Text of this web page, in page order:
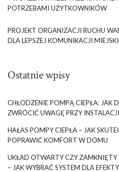
POTRZEBAMI UŻYTKOWNIKÓW
PROJEKT ORGANIZACJI RUCHU
DLA LEPSZEJ KOMUNIKACJI
Ostatnie wpisy
CHŁODZENIE POMPĄ CIEPŁA: JAK
ZWRÓCIĆ UWAGĘ PRZY INSTALACJI
HAŁAS POMPY CIEPŁA – JAK
POPRAWIĆ KOMFORT W DOMU
UKŁAD OTWARTY CZY
– JAK WYBRAĆ SYSTEM DLA